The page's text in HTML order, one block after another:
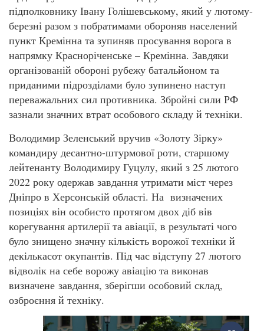
підполковнику Івану Голішевському, який у лютому-
березні разом з побратимами обороняв населений
пункт Кремінна та зупиняв просування ворога в
напрямку Красноріченське – Кремінна. Завдяки
організованій обороні рубежу батальйоном та
приданими підрозділами було зупинено наступ
переважальних сил противника. Збройні сили РФ
зазнали значних втрат особового складу й техніки.
Володимир Зеленський вручив «Золоту Зірку»
командиру десантно-штурмової роти, старшому
лейтенанту Володимиру Гуцулу, який з 25 лютого
2022 року одержав завдання утримати міст через
Дніпро в Херсонській області. На визначених
позиціях він особисто протягом двох діб вів
корегування артилерії та авіації, в результаті чого
було знищено значну кількість ворожої техніки й
декількасот окупантів. Під час відступу 27 лютого
відволік на себе ворожу авіацію та виконав
визначене завдання, зберігши особовий склад,
озброєння й техніку.